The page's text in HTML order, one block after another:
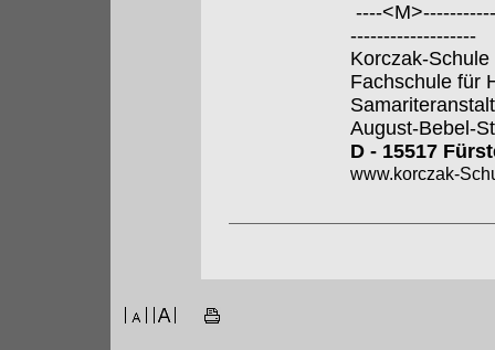
----
-------------------
Korczak-Schule
Fachschule für
August-Bebel-
D - 15517
www.korczak-